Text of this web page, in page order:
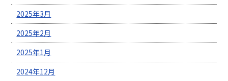
2025年3月
2025年2月
2025年1月
2024年12月